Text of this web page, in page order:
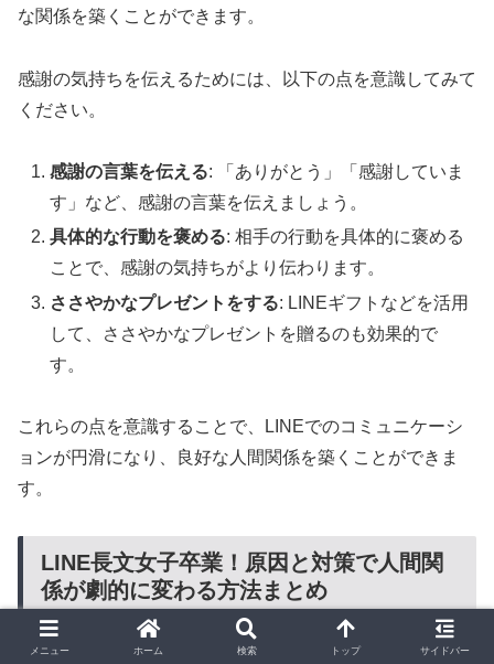
な関係を築くことができます。
感謝の気持ちを伝えるためには、以下の点を意識してみて
ください。
感謝の言葉を伝える: 「ありがとう」「感謝していま
す」など、感謝の言葉を伝えましょう。
具体的な行動を褒める: 相手の行動を具体的に褒める
ことで、感謝の気持ちがより伝わります。
ささやかなプレゼントをする: LINEギフトなどを活用
して、ささやかなプレゼントを贈るのも効果的で
す。
これらの点を意識することで、LINEでのコミュニケーシ
ョンが円滑になり、良好な人間関係を築くことができま
す。
LINE長文女子卒業！原因と対策で人間関
係が劇的に変わる方法まとめ
メニュー ホーム 検索 トップ サイドバー